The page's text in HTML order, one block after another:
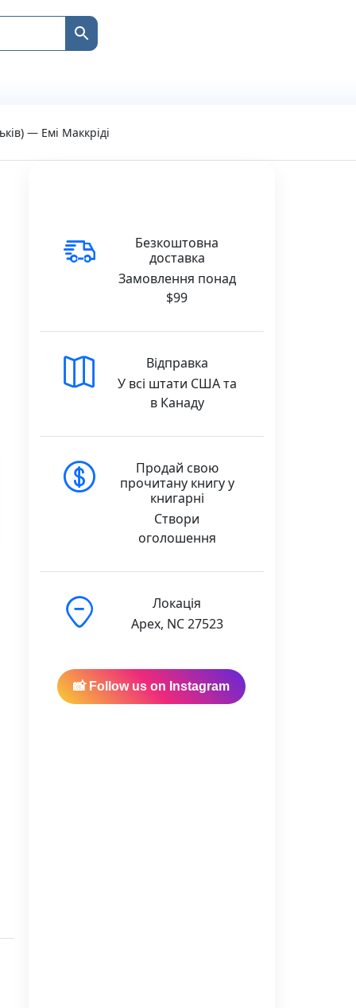
— Емі Маккріді
— Емі Маккріді quantity
Безкоштовна
доставка
Замовлення понад
$99
Відправка
У всі штати США та
в Канаду
Продай свою
прочитану книгу у
книгарні
Створи
оголошення
Локація
Apex, NC 27523
📸 Follow us on Instagram